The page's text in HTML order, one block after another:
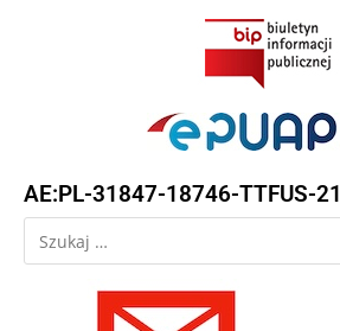
AE:PL-31847-18746-TTFUS-21